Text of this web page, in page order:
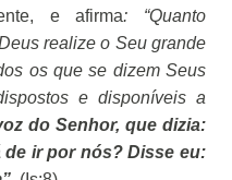
e afirma: “Quanto
realize o Seu grande
os que se dizem Seus
e disponíveis a
do Senhor, que dizia:
de ir por nós? Disse eu: